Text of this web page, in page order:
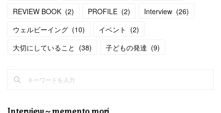
REVIEW BOOK (2) PROFILE (2) Interview (26)
ウェルビーイング (10) イベント (2)
大切にしていること (38) 子どもの発達 (9)